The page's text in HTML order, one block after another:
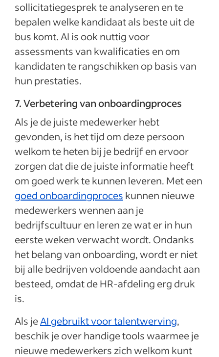
sollicitatiegesprek te analyseren en te
bepalen welke kandidaat als beste uit de
bus komt. AI is ook nuttig voor
assessments van kwalificaties en om
kandidaten te rangschikken op basis van
hun prestaties.
7. Verbetering van onboardingproces
Als je de juiste medewerker hebt
gevonden, is het tijd om deze persoon
welkom te heten bij je bedrijf en ervoor
zorgen dat die de juiste informatie heeft
om goed werk te kunnen leveren. Met een
goed onboardingproces kunnen nieuwe
medewerkers wennen aan je
bedrijfscultuur en leren ze wat er in hun
eerste weken verwacht wordt. Ondanks
het belang van onboarding, wordt er niet
bij alle bedrijven voldoende aandacht aan
besteed, omdat de HR-afdeling erg druk
is.
Als jeAI gebruikt voor talentwerving,
beschik je over handige tools waarmee je
nieuwe medewerkers zich welkom kunt